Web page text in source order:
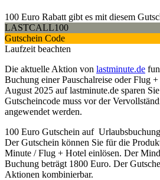
100 Euro Rabatt gibt es mit diesem
LASTCALL100
Gutschein Code
Laufzeit beachten
Die aktuelle Aktion von lastminute.de
Buchung einer Pauschalreise oder Flug
August 2025 auf lastminute.de sparen
Gutscheincode muss vor der
angewendet werden.
100 Euro Gutschein auf
Der Gutschein können Sie für die
Minute / Flug + Hotel einlösen. Der
Buchung beträgt 1800 Euro. Der
Aktionen kombinierbar.